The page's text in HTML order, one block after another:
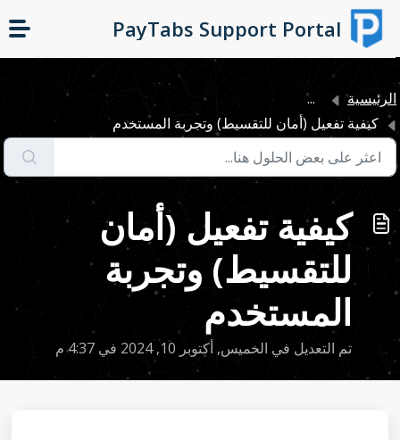
التخطّي إلى المحتوى الرئيسي
PayTabs Support Portal
الرئيسية
...
كيفية تفعيل (أمان للتقسيط) وتجربة المستخدم
كيفية تفعيل (أمان
للتقسيط) وتجربة
المستخدم
تم التعديل في الخميس, أكتوبر 10, 2024 في 4:37 م